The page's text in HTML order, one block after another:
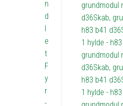
n
d
l
e
t
F
y
r
-